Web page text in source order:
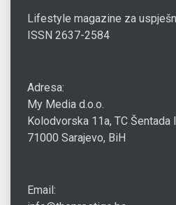
Lifestyle magazine za
ISSN 2637-2584
Adresa:
My Media d.o.o.
Kolodvorska 11a, TC Šentada
71000 Sarajevo, BiH
Email: